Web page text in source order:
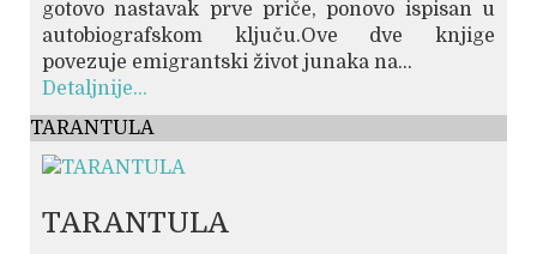
gotovo nastavak prve priče, ponovo ispisan u
autobiografskom ključu.Ove dve knjige
povezuje emigrantski život junaka na...
Detaljnije...
TARANTULA
TARANTULA